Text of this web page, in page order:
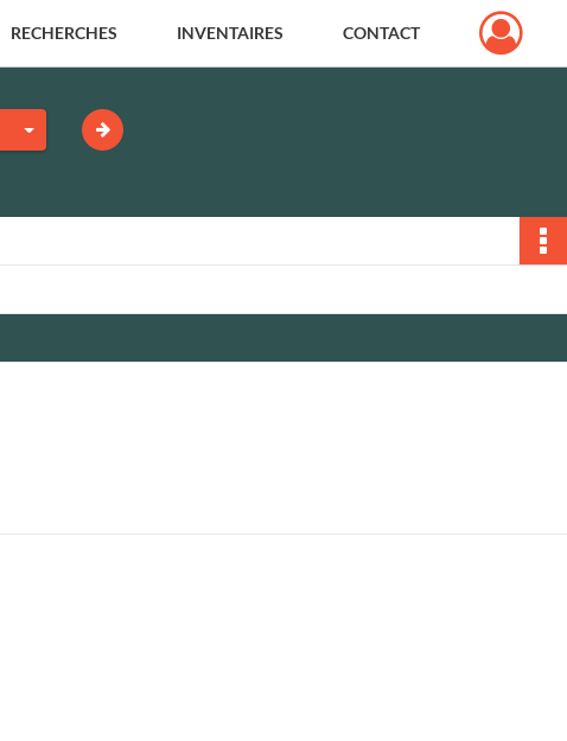
RECHERCHES INVENTAIRES CONTACT